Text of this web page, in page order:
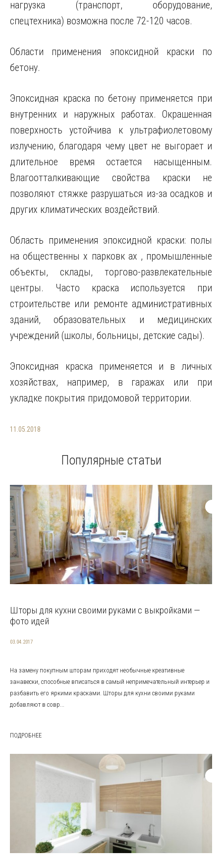
нагрузка (транспорт, оборудование,
спецтехника) возможна после 72-120 часов.
Области применения эпоксидной краски по
бетону.
Эпоксидная краска по бетону применяется при
внутренних и наружных работах. Окрашенная
поверхность устойчива к ультрафиолетовому
излучению, благодаря чему цвет не выгорает и
длительное время остается насыщенным.
Влагоотталкивающие свойства краски не
позволяют стяжке разрушаться из-за осадков и
других климатических воздействий.
Область применения эпоксидной краски: полы
на общественны х парковк ах , промышленные
объекты, склады, торгово-развлекательные
центры. Часто краска используется при
строительстве или ремонте административных
зданий, образовательных и медицинских
учреждений (школы, больницы, детские сады).
Эпоксидная краска применяется и в личных
хозяйствах, например, в гаражах или при
укладке покрытия придомовой территории.
11.05.2018
Популярные статьи
Шторы для кухни своими руками с выкройками —
фото идей
03.04.2017
На замену покупным шторам приходят необычные креативные
занавески, способные вписаться в самый непримечательный интерьер и
разбавить его яркими красками. Шторы для кухни своими руками
добавляют в совр...
ПОДРОБНЕЕ